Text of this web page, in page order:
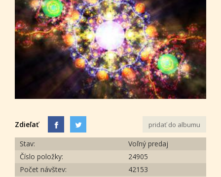
Zdieľať pridať do albumu
Stav:
Voľný predaj
Číslo položky:
24905
Počet návštev:
42153